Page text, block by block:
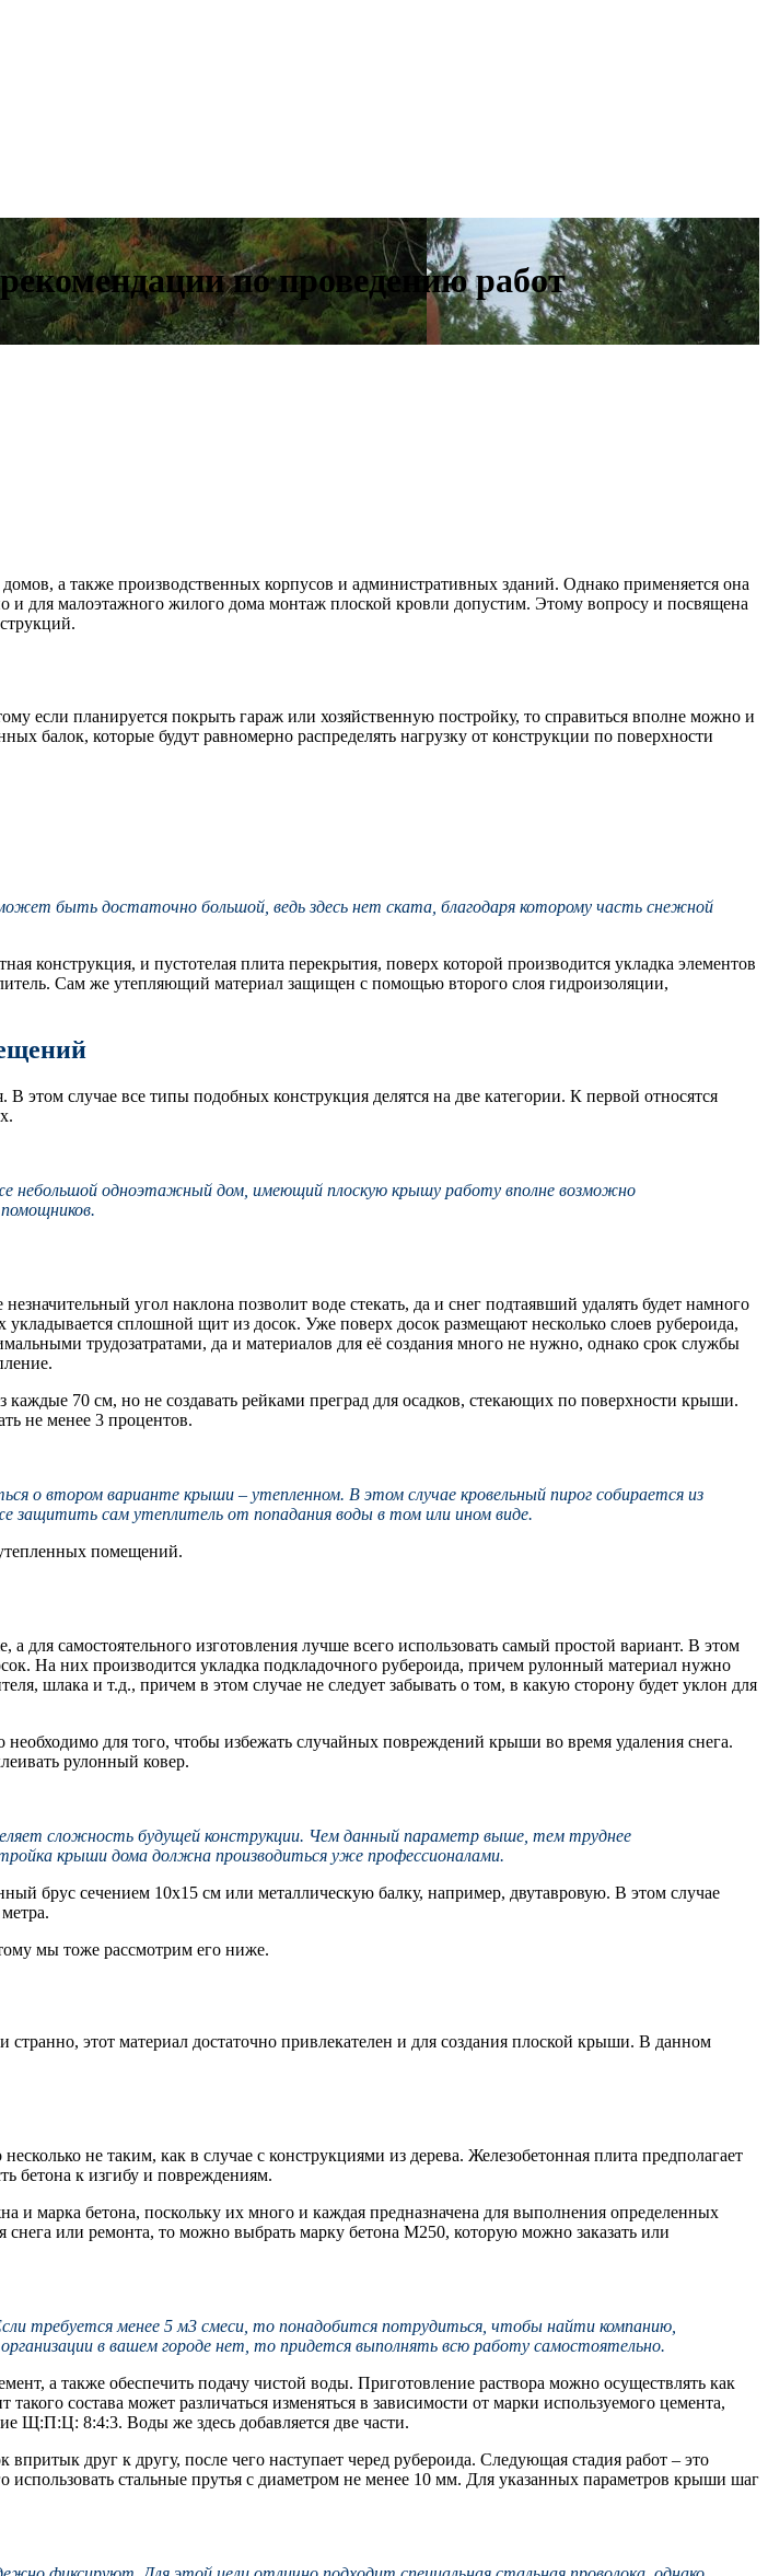
по проведению работ
а также производственных корпусов и административных зданий. Однако применяется она
и для малоэтажного жилого дома монтаж плоской кровли допустим. Этому вопросу и посвящена
если планируется покрыть гараж или хозяйственную постройку, то справиться вполне можно и
балок, которые будут равномерно распределять нагрузку от конструкции по поверхности
быть достаточно большой, ведь здесь нет ската, благодаря которому часть снежной
и пустотелая плита перекрытия, поверх которой производится укладка элементов
Сам же утепляющий материал защищен с помощью второго слоя гидроизоляции,
этом случае все типы подобных конструкция делятся на две категории. К первой относятся
небольшой одноэтажный дом, имеющий плоскую крышу работу вполне возможно
угол наклона позволит воде стекать, да и снег подтаявший удалять будет намного
сплошной щит из досок. Уже поверх досок размещают несколько слоев рубероида,
трудозатратами, да и материалов для её создания много не нужно, однако срок службы
70 см, но не создавать рейками преград для осадков, стекающих по поверхности крыши.
не менее 3 процентов.
о втором варианте крыши – утепленном. В этом случае кровельный пирог собирается из
защитить сам утеплитель от попадания воды в том или ином виде.
утепленных помещений.
для самостоятельного изготовления лучше всего использовать самый простой вариант. В этом
На них производится укладка подкладочного рубероида, причем рулонный материал нужно
шлака и т.д., причем в этом случае не следует забывать о том, в какую сторону будет уклон для
для того, чтобы избежать случайных повреждений крыши во время удаления снега.
рулонный ковер.
сложность будущей конструкции. Чем данный параметр выше, тем труднее
крыши дома должна производиться уже профессионалами.
брус сечением 10х15 см или металлическую балку, например, двутавровую. В этом случае
мы тоже рассмотрим его ниже.
этот материал достаточно привлекателен и для создания плоской крыши. В данном
не таким, как в случае с конструкциями из дерева. Железобетонная плита предполагает
бетона к изгибу и повреждениям.
марка бетона, поскольку их много и каждая предназначена для выполнения определенных
или ремонта, то можно выбрать марку бетона М250, которую можно заказать или
требуется менее 5 м3 смеси, то понадобится потрудиться, чтобы найти компанию,
в вашем городе нет, то придется выполнять всю работу самостоятельно.
а также обеспечить подачу чистой воды. Приготовление раствора можно осуществлять как
состава может различаться изменяться в зависимости от марки используемого цемента,
Щ:П:Ц: 8:4:3. Воды же здесь добавляется две части.
друг к другу, после чего наступает черед рубероида. Следующая стадия работ – это
использовать стальные прутья с диаметром не менее 10 мм. Для указанных параметров крыши шаг